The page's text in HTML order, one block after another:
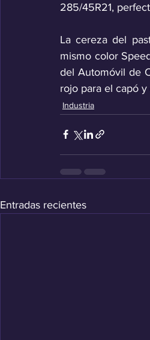
285/45R21,
La cereza del
mismo color
del Automóvil de
rojo para el capó y
Industria
Entradas recientes